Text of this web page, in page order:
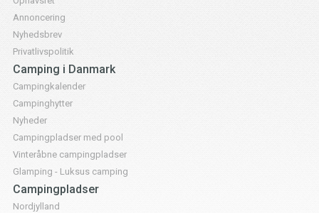
Annoncering
Nyhedsbrev
Privatlivspolitik
Camping i Danmark
Campingkalender
Campinghytter
Nyheder
Campingpladser med pool
Vinteråbne campingpladser
Glamping - Luksus camping
Campingpladser
Nordjylland